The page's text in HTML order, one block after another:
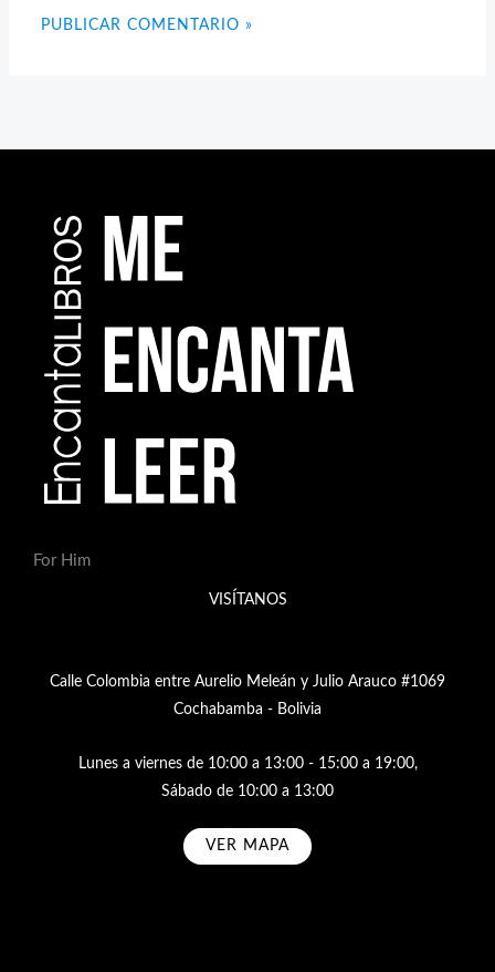
For Him
VISÍTANOS
Calle Colombia entre Aurelio Meleán y Julio Arauco #1069
Cochabamba - Bolivia
Lunes a viernes de 10:00 a 13:00 - 15:00 a 19:00,
Sábado de 10:00 a 13:00
VER MAPA